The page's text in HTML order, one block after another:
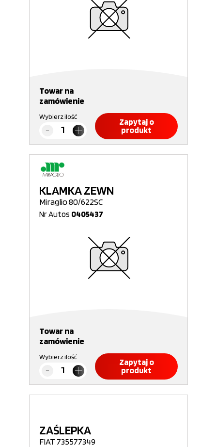
Towar na
zamówienie
Wybierz ilość
Zapytaj o
produkt
KLAMKA ZEWN
Miraglio 80/622SC
Nr Autos 0405437
Towar na
zamówienie
Wybierz ilość
Zapytaj o
produkt
ZAŚLEPKA
FIAT 735577349